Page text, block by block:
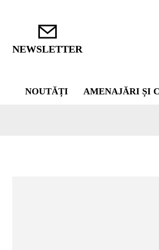
NEWSLETTER
NOUTĂȚI AMENAJĂRI ȘI